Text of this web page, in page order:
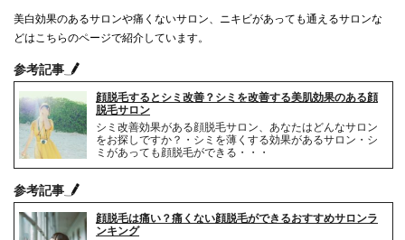
美白効果のあるサロンや痛くないサロン、ニキビがあっても通えるサロンな
どはこちらのページで紹介しています。
参考記事
顔脱毛するとシミ改善？シミを改善する美肌効果のある顔
脱毛サロン
シミ改善効果がある顔脱毛サロン、あなたはどんなサロン
をお探しですか？・シミを薄くする効果があるサロン・シ
ミがあっても顔脱毛ができる・・・
参考記事
顔脱毛は痛い？痛くない顔脱毛ができるおすすめサロンラ
ンキング